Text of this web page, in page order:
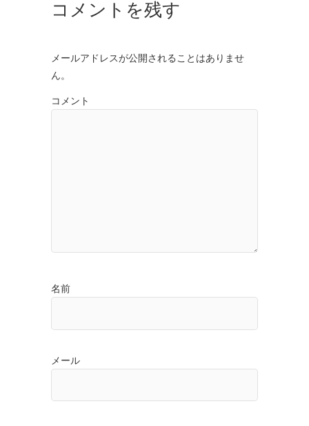
コメントを残す
メールアドレスが公開されることはありませ
ん。
コメント
名前
メール